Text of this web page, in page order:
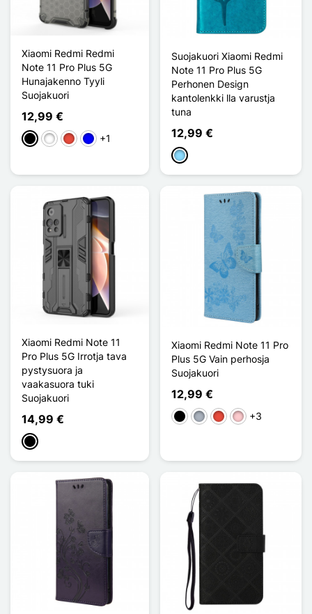
Xiaomi Redmi Redmi
Note 11 Pro Plus 5G
Hunajakenno Tyyli
Suojakuori
12,99 €
MustaValkoinen
Punainen
Sininen
+1
Suojakuori Xiaomi Redmi
Note 11 Pro Plus 5G
Perhonen Design
kantolenkki lla varustja
tuna
12,99 €
Bleu Clair
Xiaomi Redmi Note 11
Pro Plus 5G Irrotja tava
pystysuora ja
vaakasuora tuki
Suojakuori
14,99 €
Musta
Xiaomi Redmi Note 11 Pro
Plus 5G Vain perhosja
Suojakuori
12,99 €
MustaHarmaaPunainen
Pinkki
+3